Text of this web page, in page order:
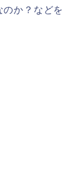
か？などを